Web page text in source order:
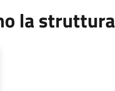
la struttura